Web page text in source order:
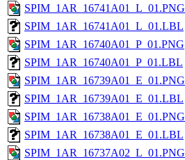
SPIM_1AR_16741A01_L_01.PNG
SPIM_1AR_16741A01_L_01.LBL
SPIM_1AR_16740A01_P_01.PNG
SPIM_1AR_16740A01_P_01.LBL
SPIM_1AR_16739A01_E_01.PNG
SPIM_1AR_16739A01_E_01.LBL
SPIM_1AR_16738A01_E_01.PNG
SPIM_1AR_16738A01_E_01.LBL
SPIM_1AR_16737A02_L_01.PNG